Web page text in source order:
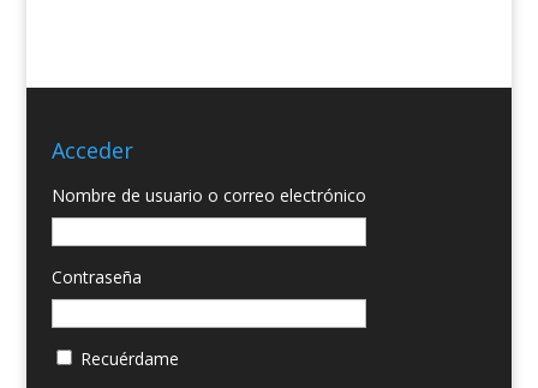
Acceder
Nombre de usuario o correo electrónico
Contraseña
Recuérdame